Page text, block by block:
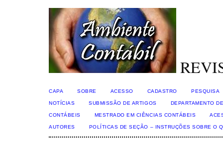
CAPA SOBRE ACESSO CADASTRO PESQUISA
NOTÍCIAS SUBMISSÃO DE ARTIGOS DEPARTAMENTO
CONTÁBEIS MESTRADO EM CIÊNCIAS CONTÁBEIS
AUTORES POLÍTICAS DE SEÇÃO – INSTRUÇÕES SOBRE O